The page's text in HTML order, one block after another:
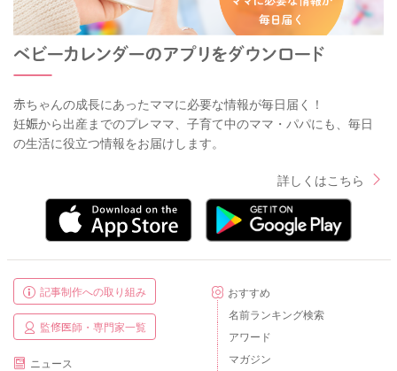
赤ちゃんの成長にあったママに必要な情報が毎日届く！
妊娠から出産までのプレママ、子育て中のママ・パパにも、毎日
の生活に役立つ情報をお届けします。
詳しくはこちら
記事制作への取り組み
監修医師・専門家一覧
ニュース
おすすめ
名前ランキング検索
アワード
マガジン